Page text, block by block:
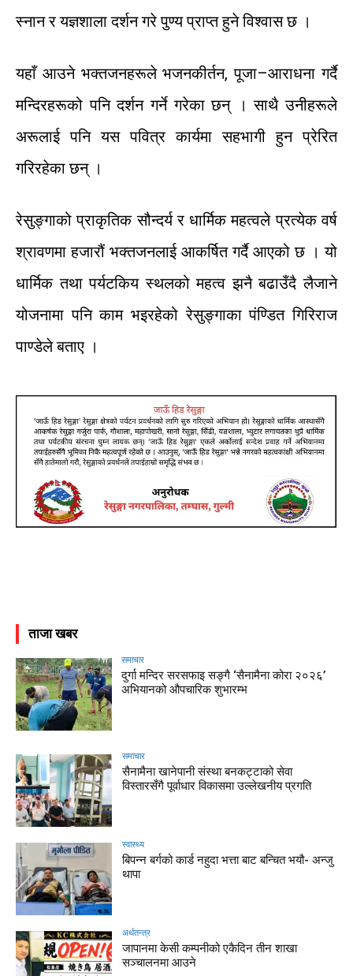
स्नान र यज्ञशाला दर्शन गरे पुण्य प्राप्त हुने विश्वास छ ।
यहाँ आउने भक्तजनहरूले भजनकीर्तन,पूजा–आराधना गर्दै
मन्दिरहरूको पनि दर्शन गर्ने गरेका छन् । साथैउनीहरूले
अरूलाई पनि यसपवित्र कार्यमा सहभागी हुन प्रेरित
गरिरहेका छन् ।
रेसुङ्गाको प्राकृतिक सौन्दर्य र धार्मिक महत्वले प्रत्येक वर्ष
श्रावणमा हजारौं भक्तजनलाई आकर्षित गर्दै आएको छ ।यो
धार्मिक तथा पर्यटकिय स्थलको महत्व झनै बढाउँदै लैजाने
योजनामा पनि काम भइरहेको रेसुङ्गाका पंण्डित गिरिराज
पाण्डेले बताए ।
ताजा खबर
समाचार
दुर्गा मन्दिर सरसफाइ सङ्गै ‘सैनामैना कोरा २०२६’
अभियानको औपचारिक शुभारम्भ
समाचार
सैनामैना खानेपानी संस्था बनकट्टाको सेवा
विस्तारसँगै पूर्वाधार विकासमा उल्लेखनीय प्रगति
स्वास्थ्य
बिपन्न बर्गको कार्ड नहुदा भत्ता बाट बन्चित भयौ- अन्जु
थापा
अर्थतन्त्र
जापानमा केसी कम्पनीको एकैदिन तीन शाखा
सञ्चालनमा आउने